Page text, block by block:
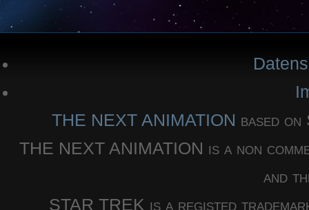
THE NEXT ANIMATION based
THE NEXT ANIMATION is a non
and
STAR TREK is a registed